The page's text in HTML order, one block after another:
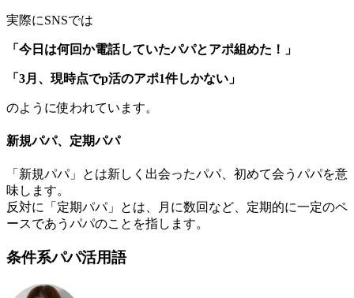
実際にSNSでは
「今日は何回か電話していたパパとアポ組めた！」
「3月、現時点でp活のアポ1件しかない 」
のように使われています。
新規パパ、定期パパ
「新規パパ」とは新しく出会ったパパ、初めて会うパパを意
味します。
反対に「定期パパ」とは、月に数回など、定期的に一定のペ
ースであうパパのことを指します。
条件系パパ活用語